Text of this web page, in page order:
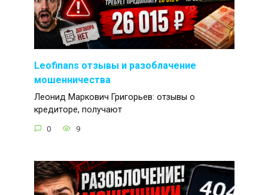
Leofinans отзывы и разоблачение
мошенничества
Леонид Маркович Григорьев: отзывы о
кредиторе, получают
0 9